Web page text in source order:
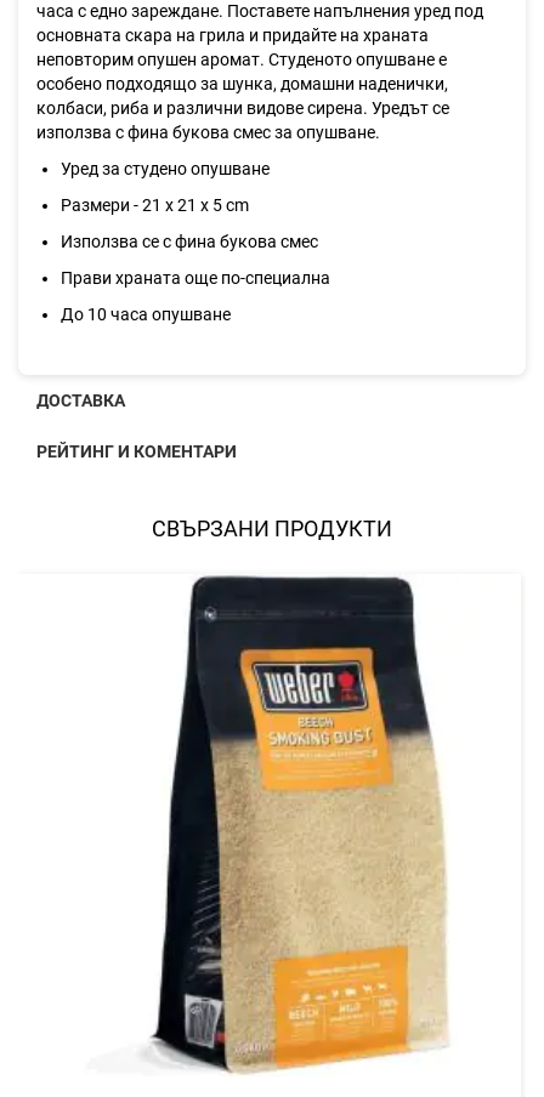
часа с едно зареждане. Поставете напълнения уред под
основната скара на грила и придайте на храната
неповторим опушен аромат. Студеното опушване е
особено подходящо за шунка, домашни наденички,
колбаси, риба и различни видове сирена. Уредът се
използва с фина букова смес за опушване.
Уред за студено опушване
Размери - 21 х 21 х 5 cm
Използва се с фина букова смес
Прави храната още по-специална
До 10 часа опушване
ДОСТАВКА
РЕЙТИНГ И КОМЕНТАРИ
СВЪРЗАНИ ПРОДУКТИ